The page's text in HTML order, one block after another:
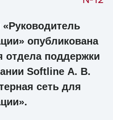
«Руководитель
опубликована
отдела поддержки
Softline А. В.
сеть для